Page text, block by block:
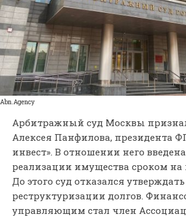
Аbn.Аgency
Арбитражный суд Москвы
Алексея Панфилова, президента
инвест». В отношении него
реализации имущества сроком на
До этого суд отказался
реструктуризации долгов.
управляющим стал член